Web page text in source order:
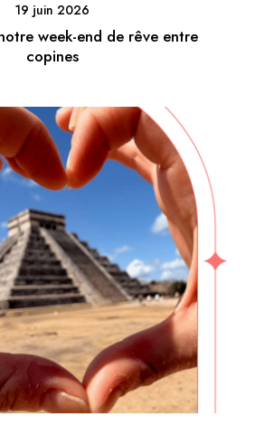
19 juin 2026
week-end de rêve entre
copines